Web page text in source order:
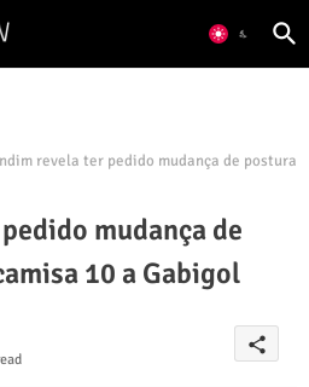
revela ter pedido mudança de postura
mudança de
10 a Gabigol
share